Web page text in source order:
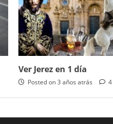
Ver Jerez en 1 día
Posted on 3 años atrás 4